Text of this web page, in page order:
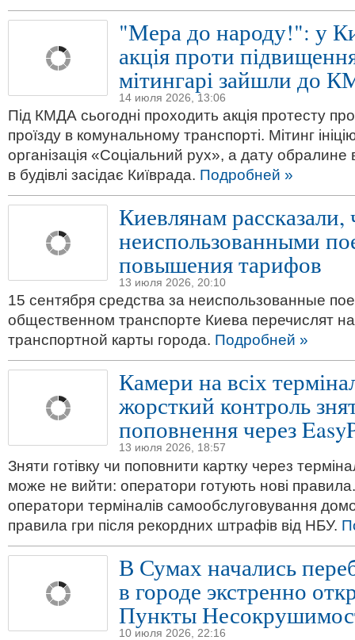
"Мера до народу!": у
акція проти
мітингарі зайшли до
14 июля 2026, 13:06
Під КМДА сьогодні проходить акція протесту
проїзду в комунальному транспорті. Мітинг
організація «Соціальний рух», а дату обралине
в будівлі засідає Київрада. Подробней »
Киевлянам рассказали,
неиспользованными
повышения тарифов
13 июля 2026, 20:10
15 сентября средства за неиспользованные
общественном транспорте Киева перечислят
транспортной карты города. Подробней »
Камери на всіх
жорсткий контроль
поповнення через
13 июля 2026, 18:57
Зняти готівку чи поповнити картку через
може не вийти: оператори готують нові
оператори терміналів самообслуговування
правила гри після рекордних штрафів від НБУ.
В Сумах начались
в городе экстренно
Пункты
10 июля 2026, 22:16